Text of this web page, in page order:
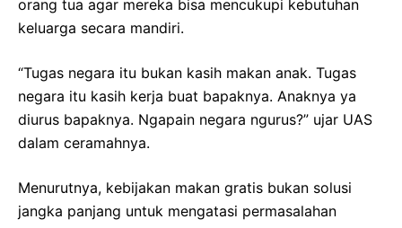
orang tua agar mereka bisa mencukupi kebutuhan
keluarga secara mandiri.
“Tugas negara itu bukan kasih makan anak. Tugas
negara itu kasih kerja buat bapaknya. Anaknya ya
diurus bapaknya. Ngapain negara ngurus?” ujar UAS
dalam ceramahnya.
Menurutnya, kebijakan makan gratis bukan solusi
jangka panjang untuk mengatasi permasalahan